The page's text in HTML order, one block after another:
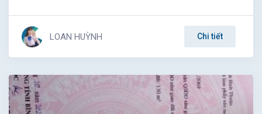
LOAN HUỲNH Chi tiết